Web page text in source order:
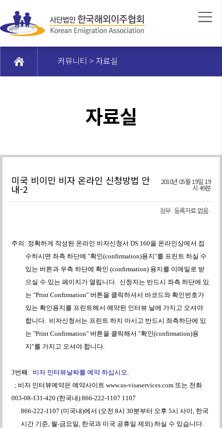
커뮤니티 > 자료실
자료실
미국 비이민 비자 온라인 신청방법 안
내-2
2010년 05월 19일 19
시 49분
첨부 :등록자료 없음
주의 : 정확하게 작성된 온라인 비자신청서 DS 160을 온라인상에서 접
수하시면 좌측 하단에 "확인(confirmation)용지"를 프린트 하실 수
있는 버튼과 우측 하단에 확인 (confirmation) 용지를 이메일로 받
으실 수 있는 페이지가 열립니다.신청자는 반드시 좌측 하단에 있
는 "Print Confirmation" 버튼을 클릭하셔서 바코드와 확인번호가
있는 확인용지를 프린트해서 예약된 인터뷰 날에 가지고 오셔야
합니다. 비자신청서는 프린트 하지 마시고 반드시 좌측하단에 있
는 "Print Confirmation" 버튼을 클릭해서 "확인(confirmation)용
지"를 가지고 오셔야 합니다.
3번째 : 비자 인터뷰날짜를 예약 하십시오.
; 비자 인터뷰예약은 예약사이트 www.us-visaservices.com 또는 전화
003-08-131-420 (한국내) 866-222-1107 1107
866-222-1107 (미국내)에서 (오전 8시 30분부터 오후 5시 사이, 한국
시간 기준, 월-금요일, 한국과 미국 공휴일 제외) 하실 수 있습니다.